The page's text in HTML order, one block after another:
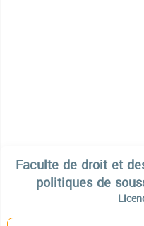
Faculte de droit et
politiques de